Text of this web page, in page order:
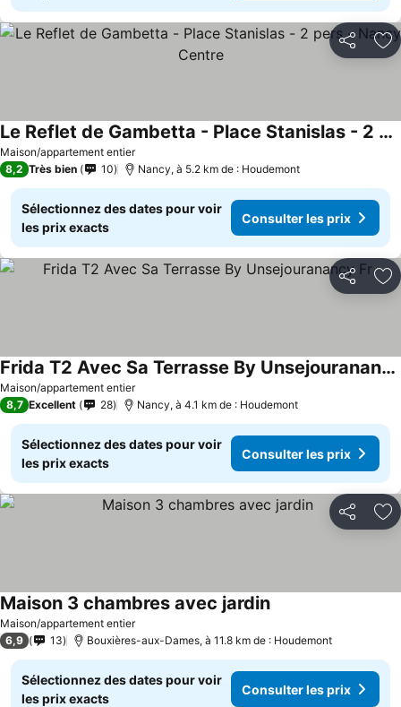
Partager
Maison/appartement entier
Le Reflet de Gambetta - Place Stanislas - 2 pers - Nancy Centre
8,2 Très bien 10 Nancy, à 5.2 km de : Houdemont
Sélectionnez des dates pour voir
les prix exacts
Consulter les prix
Partager
Maison/appartement entier
Frida T2 Avec Sa Terrasse By Unsejouranancy Fr
8,7 Excellent 28 Nancy, à 4.1 km de : Houdemont
Sélectionnez des dates pour voir
les prix exacts
Consulter les prix
Partager
Maison/appartement entier
Maison 3 chambres avec jardin
6,9 13 Bouxières-aux-Dames, à 11.8 km de : Houdemont
Sélectionnez des dates pour voir
les prix exacts
Consulter les prix